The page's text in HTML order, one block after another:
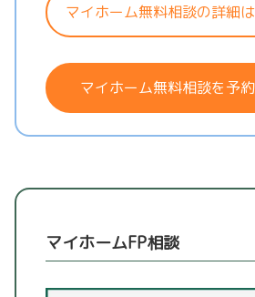
マイホーム無料相談の詳細
マイホーム無料相談を予
マイホームFP相談